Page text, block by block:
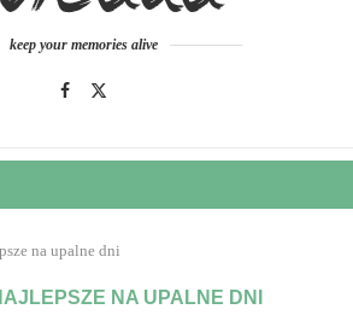
keep your memories alive
na upalne dni
NA UPALNE DNI